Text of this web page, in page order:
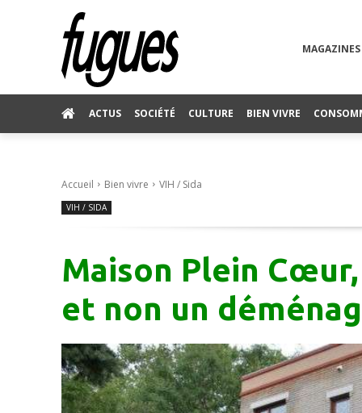
MAGAZINES
ACTUS SOCIÉTÉ CULTURE BIEN VIVRE
Accueil Bien vivre VIH / Sida
VIH / SIDA
Maison Plein
et non un